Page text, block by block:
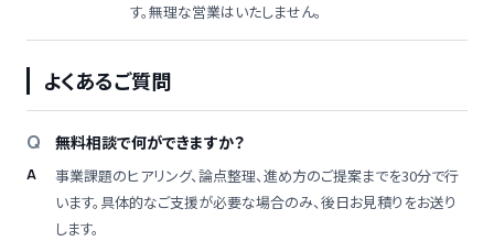
す。無理な営業はいたしません。
よくあるご質問
無料相談で何ができますか？
事業課題のヒアリング、論点整理、進め方のご提案までを30分で行
います。具体的なご支援が必要な場合のみ、後日お見積りをお送り
します。